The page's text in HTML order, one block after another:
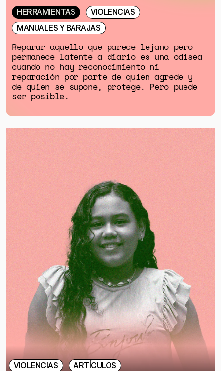
HERRAMIENTAS
VIOLENCIAS
MANUALES Y BARAJAS
Reparar aquello que parece lejano pero
permanece latente a diario es una odisea
cuando no hay reconocimiento ni
reparación por parte de quien agrede y
de quien se supone, protege. Pero puede
ser posible.
VIOLENCIAS ARTÍCULOS